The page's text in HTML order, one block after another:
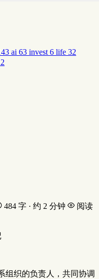
ai 63 invest 6 life 32
484 字 · 约 2 分钟
阅读
组织的负责人，共同协调